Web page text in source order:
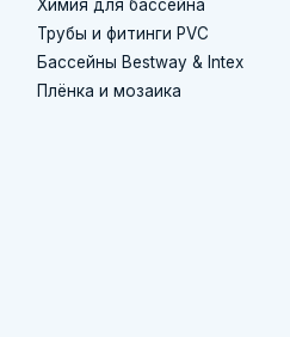
Химия для бассейна
Трубы и фитинги PVC
Бассейны Bestway & Intex
Плёнка и мозаика